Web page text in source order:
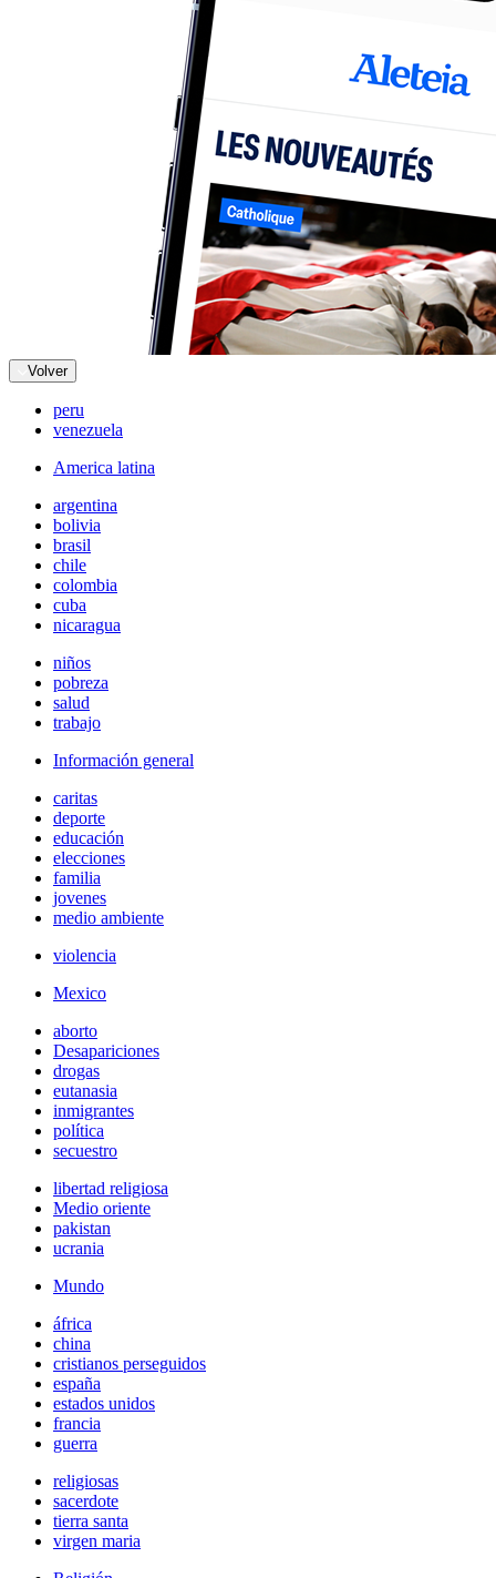
Volver
peru
venezuela
America latina
argentina
bolivia
brasil
chile
colombia
cuba
nicaragua
niños
pobreza
salud
trabajo
Información general
caritas
deporte
educación
elecciones
familia
jovenes
medio ambiente
violencia
Mexico
aborto
Desapariciones
drogas
eutanasia
inmigrantes
política
secuestro
libertad religiosa
Medio oriente
pakistan
ucrania
Mundo
áfrica
china
cristianos perseguidos
españa
estados unidos
francia
guerra
religiosas
sacerdote
tierra santa
virgen maria